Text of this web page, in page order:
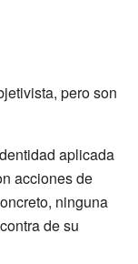
pero son
aplicada
acciones de
ninguna
de su